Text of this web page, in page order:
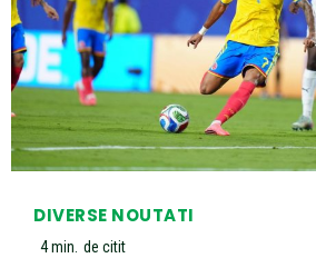
DIVERSE NOUTATI
4min. de citit